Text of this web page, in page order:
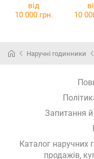
від
10 000 грн.
10
Наручні годинники
Запитання
Каталог наручних
продажів,